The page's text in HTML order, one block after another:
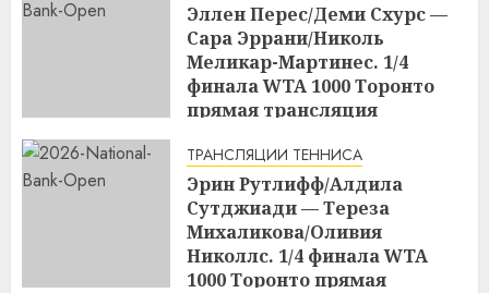
Эллен Перес/Деми Схурс —
Сара Эррани/Николь
Меликар-Мартинес. 1/4
финала WTA 1000 Торонто
прямая трансляция
09.08.2026
ТРАНСЛЯЦИИ ТЕННИСА
Эрин Рутлифф/Алдила
Сутджиади — Тереза
Михаликова/Оливия
Николлс. 1/4 финала WTA
1000 Торонто прямая